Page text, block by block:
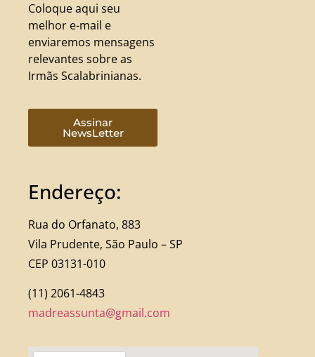
Coloque aqui seu
melhor e-mail e
enviaremos mensagens
relevantes sobre as
Irmãs Scalabrinianas.
Assinar
NewsLetter
Endereço:
Rua do Orfanato, 883
Vila Prudente, São Paulo – SP
CEP 03131-010
(11) 2061-4843
madreassunta@gmail.com